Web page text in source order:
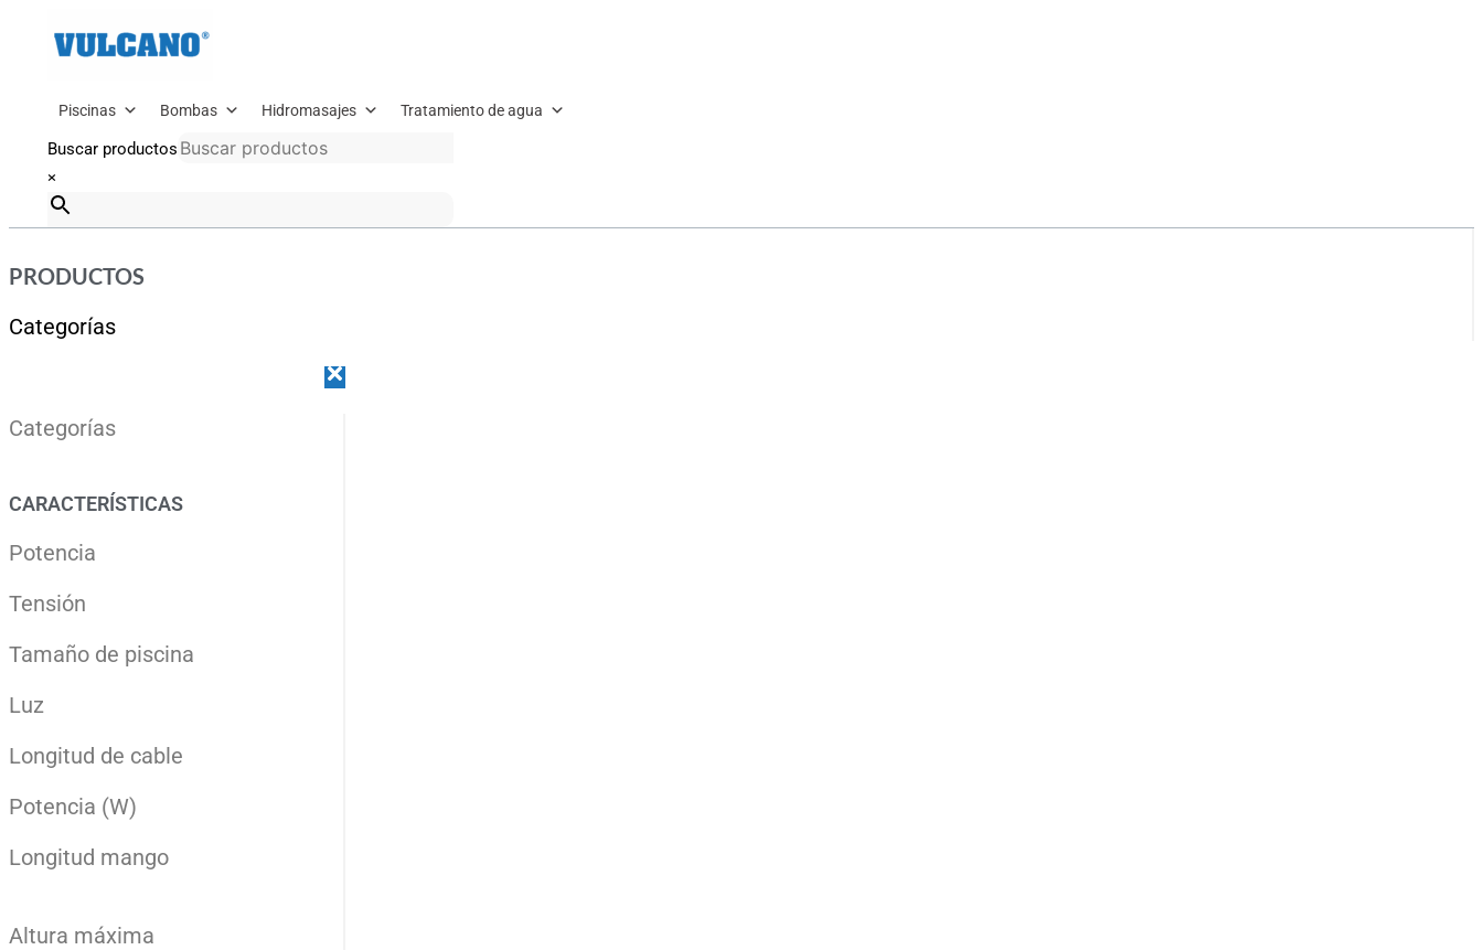
Piscinas Bombas Hidromasajes Tratamiento de agua
Buscar productos
×
PRODUCTOS
Categorías
Categorías
CARACTERÍSTICAS
Potencia
Tensión
Tamaño de piscina
Luz
Longitud de cable
Potencia (W)
Longitud mango
Altura máxima